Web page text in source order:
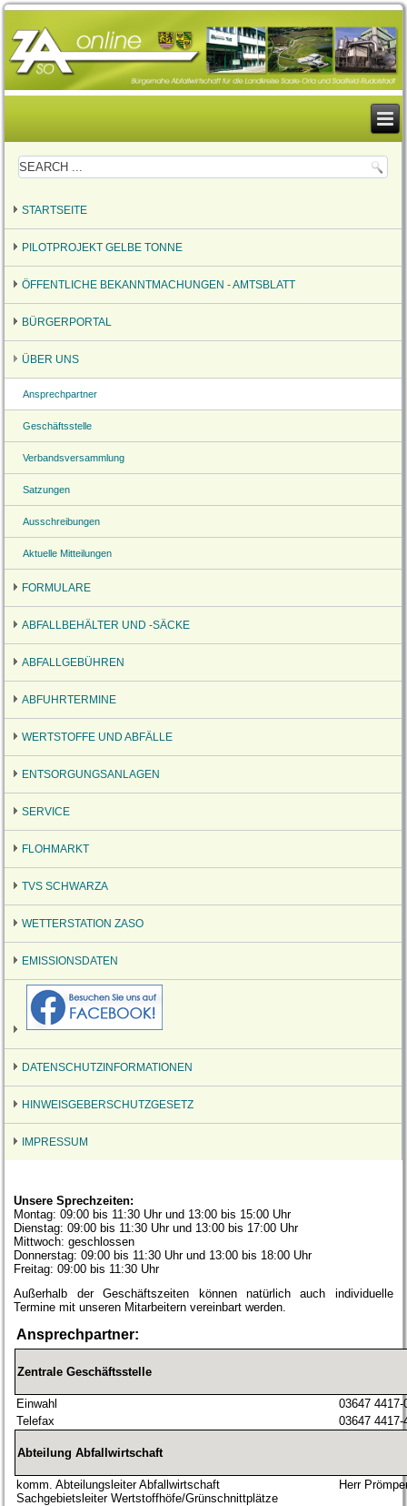
STARTSEITE
PILOTPROJEKT GELBE TONNE
ÖFFENTLICHE BEKANNTMACHUNGEN - AMTSBLATT
BÜRGERPORTAL
ÜBER UNS
Ansprechpartner
Geschäftsstelle
Verbandsversammlung
Satzungen
Ausschreibungen
Aktuelle Mitteilungen
FORMULARE
ABFALLBEHÄLTER UND -SÄCKE
ABFALLGEBÜHREN
ABFUHRTERMINE
WERTSTOFFE UND ABFÄLLE
ENTSORGUNGSANLAGEN
SERVICE
FLOHMARKT
TVS SCHWARZA
WETTERSTATION ZASO
EMISSIONSDATEN
DATENSCHUTZINFORMATIONEN
HINWEISGEBERSCHUTZGESETZ
IMPRESSUM
Unsere Sprechzeiten:
Montag: 09:00 bis 11:30 Uhr und 13:00 bis 15:00 Uhr
Dienstag: 09:00 bis 11:30 Uhr und 13:00 bis 17:00 Uhr
Mittwoch: geschlossen
Donnerstag: 09:00 bis 11:30 Uhr und 13:00 bis 18:00 Uhr
Freitag: 09:00 bis 11:30 Uhr
Außerhalb der Geschäftszeiten können natürlich auch individuelle
Termine mit unseren Mitarbeitern vereinbart werden.
Ansprechpartner:
Zentrale Geschäftsstelle
Einwahl
03647 4417-
Telefax
03647 4417-
Abteilung Abfallwirtschaft
komm. Abteilungsleiter Abfallwirtschaft
Sachgebietsleiter Wertstoffhöfe/Grünschnittplätze
Herr